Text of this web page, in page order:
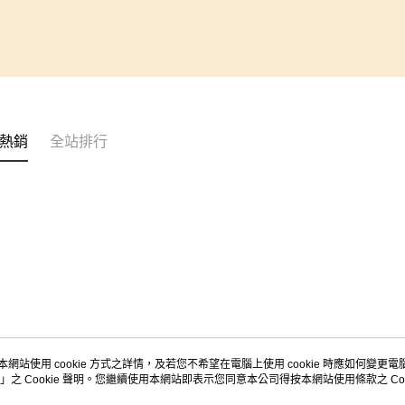
銷 全站排行
關於我們 客服資訊
網站使用 cookie 方式之詳情，及若您不希望在電腦上使用 cookie 時應如何變更電
」之 Cookie 聲明。您繼續使用本網站即表示您同意本公司得按本網站使用條款之